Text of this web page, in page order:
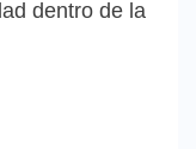
dentro de la